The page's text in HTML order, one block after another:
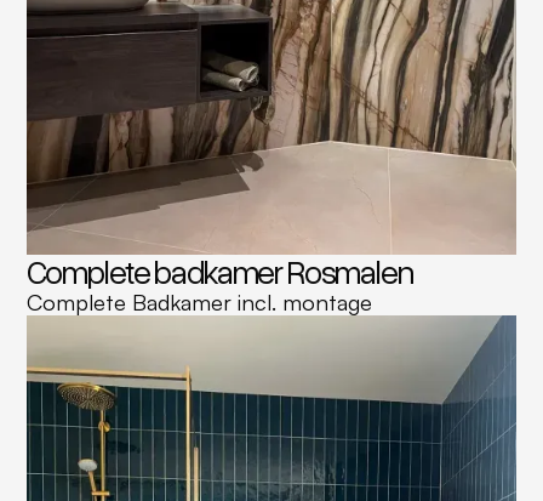
Complete badkamer Rosmalen
Complete Badkamer incl. montage